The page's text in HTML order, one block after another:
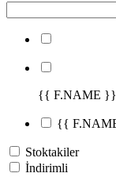
{{ F.NAME }}
{{
Stoktakiler
İndirimli